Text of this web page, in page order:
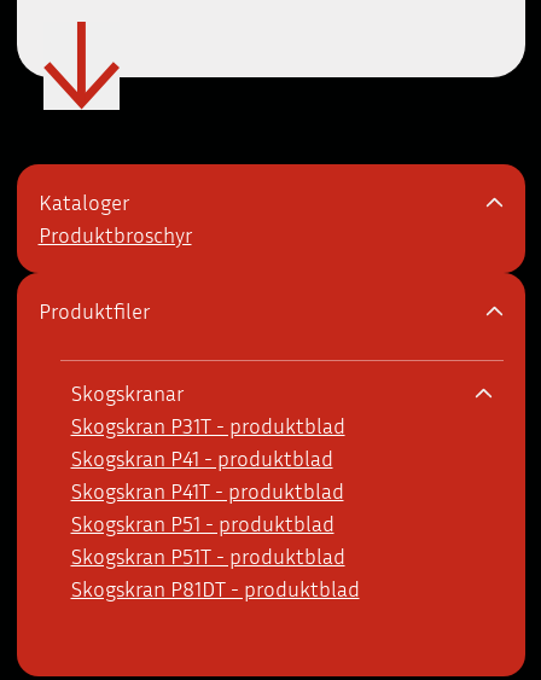
Kataloger
Produktbroschyr
Produktfiler
Skogskranar
Skogskran P31T - produktblad
Skogskran P41 - produktblad
Skogskran P41T - produktblad
Skogskran P51 - produktblad
Skogskran P51T - produktblad
Skogskran P81DT - produktblad